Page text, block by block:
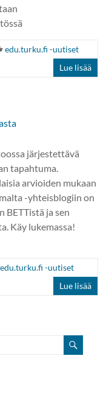
edu.turku.fi -uutiset
Lue lisää
järjestettävä
tapahtuma.
arvioiden mukaan
-yhteisblogiin on
ja sen
Käy lukemassa!
edu.turku.fi -uutiset
Lue lisää